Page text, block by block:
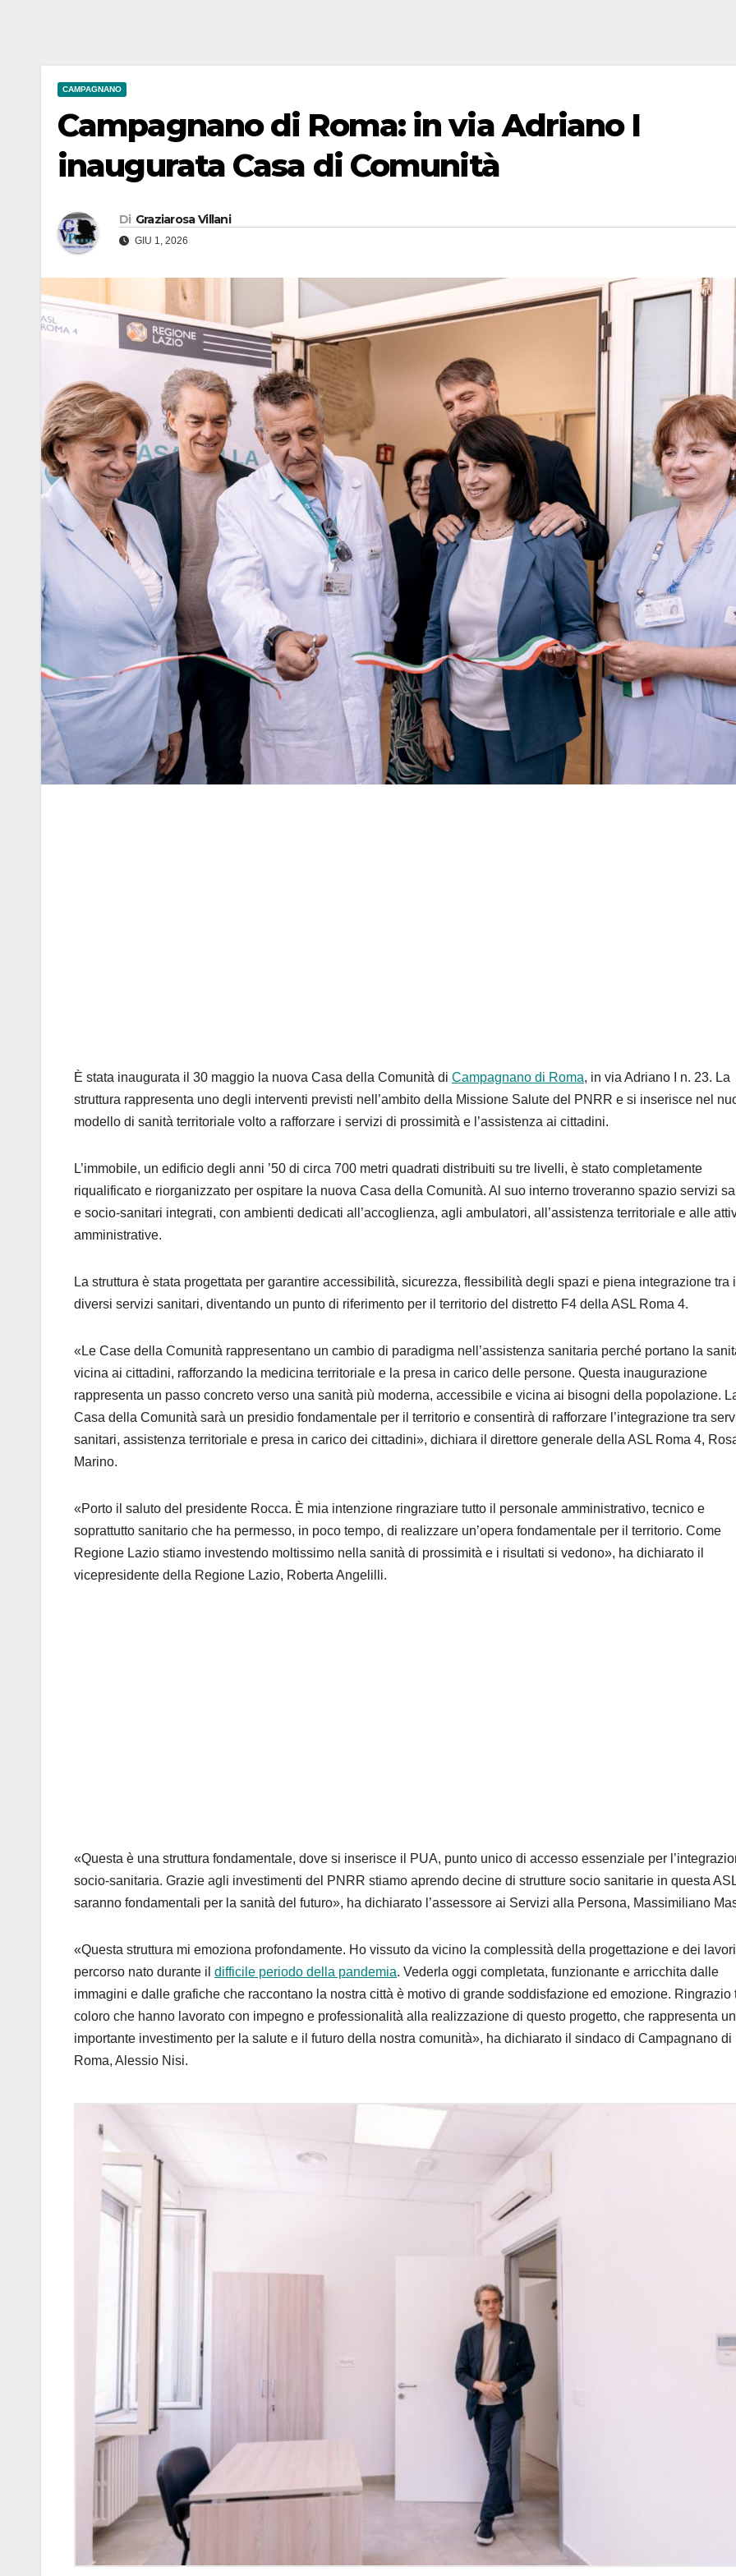
CAMPAGNANO
Campagnano di Roma: in via Adriano I
inaugurata Casa di Comunità
Di Graziarosa Villani
GIU 1, 2026
È stata inaugurata il 30 maggio la nuova Casa della Comunità di Campagnano di Roma, in via Adriano I n. 23. La
struttura rappresenta uno degli interventi previsti nell’ambito della Missione Salute del PNRR e si inserisce nel
modello di sanità territoriale volto a rafforzare i servizi di prossimità e l’assistenza ai cittadini.
L’immobile, un edificio degli anni ’50 di circa 700 metri quadrati distribuiti su tre livelli, è stato completamente
riqualificato e riorganizzato per ospitare la nuova Casa della Comunità. Al suo interno troveranno spazio servizi
e socio-sanitari integrati, con ambienti dedicati all’accoglienza, agli ambulatori, all’assistenza territoriale e alle
amministrative.
La struttura è stata progettata per garantire accessibilità, sicurezza, flessibilità degli spazi e piena integrazione tra i
diversi servizi sanitari, diventando un punto di riferimento per il territorio del distretto F4 della ASL Roma 4.
«Le Case della Comunità rappresentano un cambio di paradigma nell’assistenza sanitaria perché portano la
vicina ai cittadini, rafforzando la medicina territoriale e la presa in carico delle persone. Questa inaugurazione
rappresenta un passo concreto verso una sanità più moderna, accessibile e vicina ai bisogni della popolazione.
Casa della Comunità sarà un presidio fondamentale per il territorio e consentirà di rafforzare l’integrazione tra
sanitari, assistenza territoriale e presa in carico dei cittadini», dichiara il direttore generale della ASL Roma 4,
Marino.
«Porto il saluto del presidente Rocca. È mia intenzione ringraziare tutto il personale amministrativo, tecnico e
soprattutto sanitario che ha permesso, in poco tempo, di realizzare un’opera fondamentale per il territorio. Come
Regione Lazio stiamo investendo moltissimo nella sanità di prossimità e i risultati si vedono», ha dichiarato il
vicepresidente della Regione Lazio, Roberta Angelilli.
«Questa è una struttura fondamentale, dove si inserisce il PUA, punto unico di accesso essenziale per
socio-sanitaria. Grazie agli investimenti del PNRR stiamo aprendo decine di strutture socio sanitarie in questa
saranno fondamentali per la sanità del futuro», ha dichiarato l’assessore ai Servizi alla Persona, Massimiliano
«Questa struttura mi emoziona profondamente. Ho vissuto da vicino la complessità della progettazione e dei
percorso nato durante il difficile periodo della pandemia. Vederla oggi completata, funzionante e arricchita dalle
immagini e dalle grafiche che raccontano la nostra città è motivo di grande soddisfazione ed emozione. Ringrazio
coloro che hanno lavorato con impegno e professionalità alla realizzazione di questo progetto, che rappresenta un
importante investimento per la salute e il futuro della nostra comunità», ha dichiarato il sindaco di Campagnano di
Roma, Alessio Nisi.